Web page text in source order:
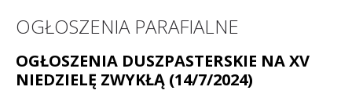
OGŁOSZENIA PARAFIALNE
OGŁOSZENIA DUSZPASTERSKIE NA XV
NIEDZIELĘ ZWYKŁĄ (14/7/2024)